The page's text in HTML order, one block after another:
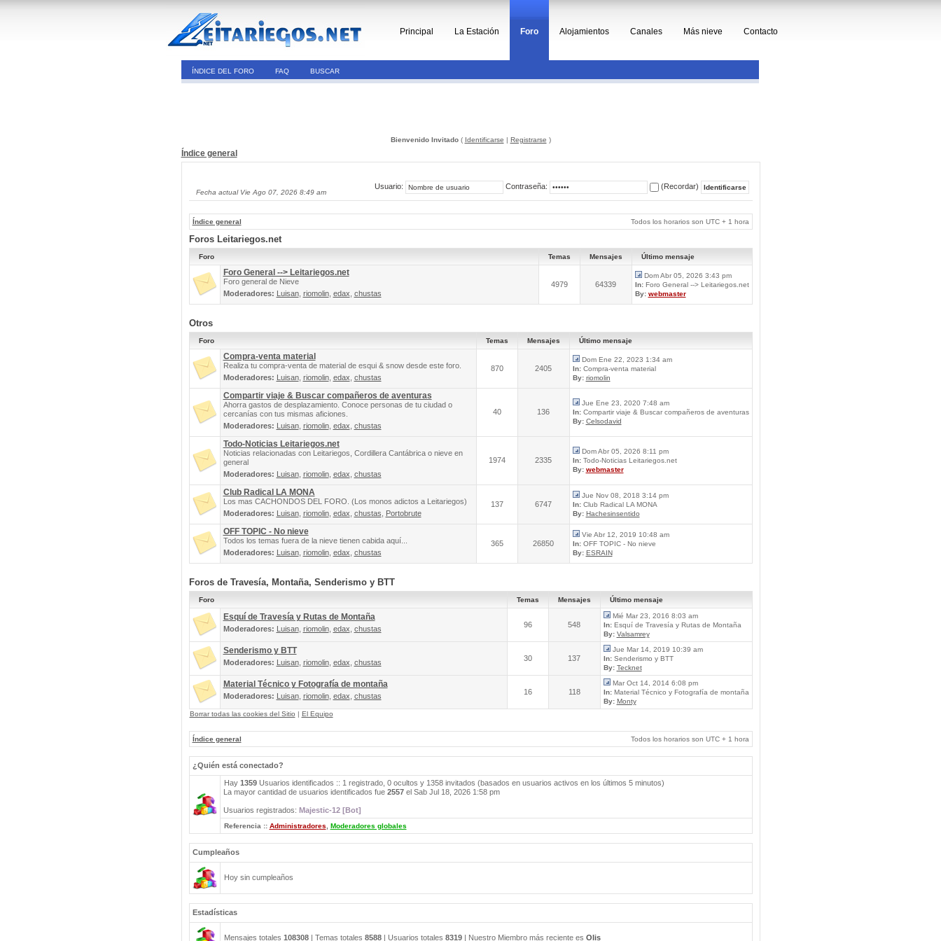
Principal La Estación Foro Alojamientos Canales Más nieve Contacto
ÍNDICE DEL FORO FAQ BUSCAR
Bienvenido Invitado( Identificarse | Registrarse )
Índice general
Fecha actual Vie Ago 07, 2026 8:49 am
Usuario: Contraseña: (Recordar)
Índice general Todos los horarios son UTC + 1 hora
Foros Leitariegos.net
Foro Temas Mensajes Último mensaje
Foro General --> Leitariegos.net
Foro general de Nieve
Moderadores: Luisan, riomolin, edax chustas
4979 64339
Dom Abr 05, 2026 3:43 pm
In:Foro General --> Leitariegos.net
By: webmaster
Otros
Foro Temas Mensajes Último mensaje
Compra-venta material
Realiza tu compra-venta de material de esqui & snow desde este foro.
Moderadores: Luisan, riomolin, edax chustas
870 2405
Dom Ene 22, 2023 1:34 am
In:Compra-venta material
By: riomolin
Compartir viaje & Buscar compañeros de aventuras
Ahorra gastos de desplazamiento. Conoce personas de tu ciudad o
cercanías con tus mismas aficiones.
Moderadores: Luisan, riomolin, edax chustas
40 136
Jue Ene 23, 2020 7:48 am
In:Compartir viaje & Buscar compañeros de aventuras
By: Celsodavid
Todo-Noticias Leitariegos.net
Noticias relacionadas con Leitariegos, Cordillera Cantábrica o nieve en
general
Moderadores: Luisan, riomolin, edax chustas
1974 2335
Dom Abr 05, 2026 8:11 pm
In:Todo-Noticias Leitariegos.net
By: webmaster
Club Radical LA MONA
Los mas CACHONDOS DEL FORO. (Los monos adictos a Leitariegos)
Moderadores: Luisan, riomolin, edax chustas Portobrute
137 6747
Jue Nov 08, 2018 3:14 pm
In:Club Radical LA MONA
By: Hachesinsentido
OFF TOPIC - No nieve
Todos los temas fuera de la nieve tienen cabida aquí...
Moderadores: Luisan, riomolin, edax chustas
365 26850
Vie Abr 12, 2019 10:48 am
In:OFF TOPIC - No nieve
By: ESRAIN
Foros de Travesía, Montaña, Senderismo y BTT
Foro Temas Mensajes Último mensaje
Esquí de Travesía y Rutas de Montaña
Moderadores: Luisan, riomolin, edax chustas 96 548
Mié Mar 23, 2016 8:03 am
In:Esquí de Travesía y Rutas de Montaña
By: Valsamrey
Senderismo y BTT
Moderadores: Luisan, riomolin, edax chustas 30 137
Jue Mar 14, 2019 10:39 am
In:Senderismo y BTT
By: Tecknet
Material Técnico y Fotografía de montaña
Moderadores: Luisan, riomolin, edax chustas 16 118
Mar Oct 14, 2014 6:08 pm
In:Material Técnico y Fotografía de montaña
By: Monty
Borrar todas las cookies del Sitio | El Equipo
Índice general Todos los horarios son UTC + 1 hora
¿Quién está conectado?
Hay 1359Usuarios identificados :: 1 registrado, 0 ocultos y 1358 invitados (basados en usuarios activos en los últimos 5 minutos)
La mayor cantidad de usuarios identificados fue 2557el Sab Jul 18, 2026 1:58 pm
Usuarios registrados: Majestic-12 [Bot]
Referencia :: Administradores Moderadores globales
Cumpleaños
Hoy sin cumpleaños
Estadísticas
Mensajes totales 108308| Temas totales 8588| Usuarios totales 8319| Nuestro Miembro más reciente es Olis